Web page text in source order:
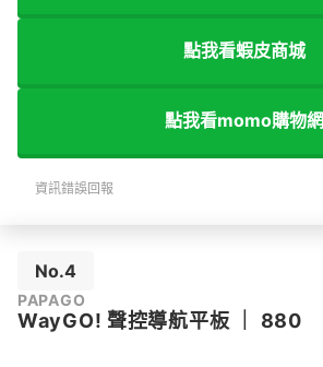
點我看蝦皮商城
點我看momo購物網
資訊錯誤回報
No.4
PAPAGO
WayGO! 聲控導航平板 880